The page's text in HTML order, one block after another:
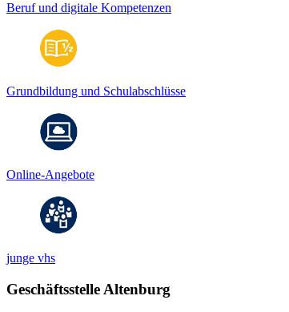
Beruf und digitale Kompetenzen
Grundbildung und Schulabschlüsse
Online-Angebote
junge vhs
Geschäftsstelle Altenburg